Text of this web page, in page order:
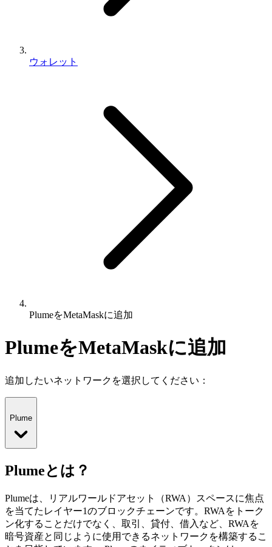
ウォレット
PlumeをMetaMaskに追加
PlumeをMetaMaskに追加
追加したいネットワークを選択してください：
Plume
Plumeとは？
Plumeは、リアルワールドアセット（RWA）スペースに焦点
を当てたレイヤー1のブロックチェーンです。RWAをトーク
ン化することだけでなく、取引、貸付、借入など、RWAを
暗号資産と同じように使用できるネットワークを構築するこ